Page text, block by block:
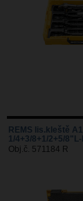
REMS lis.kleště
1/4+3/8+1/2+5/
Obj.č. 571184 R